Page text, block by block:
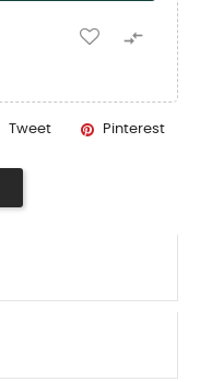

Tweet Pinterest